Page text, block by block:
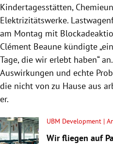
Kindertagesstätten,
Elektrizitätswerke.
am Montag mit
Clément Beaune kündigte
Tage, die wir erlebt haben“
Auswirkungen und echte
die nicht von zu Hause aus
er.
UBM Development |
Wir fliegen auf